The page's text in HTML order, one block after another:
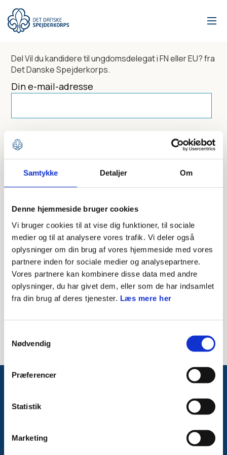
Samtykke Detaljer Om
Denne hjemmeside bruger cookies
Vi bruger cookies til at vise dig funktioner, til sociale
medier og til at analysere vores trafik. Vi deler også
oplysninger om din brug af vores hjemmeside med vores
partnere inden for sociale medier og analysepartnere.
Vores partnere kan kombinere disse data med andre
oplysninger, du har givet dem, eller som de har indsamlet
fra din brug af deres tjenester. Læs mere her
Nødvendig
Præferencer
Statistik
Marketing
hovedindhold
DelVil du kandidere til ungdomsdelegat i FN eller EU?fra
Det Danske Spejderkorps.
Din e-mail-adresse
Dit navn
Skriv modtagerens mailadresse
Besked til modtager